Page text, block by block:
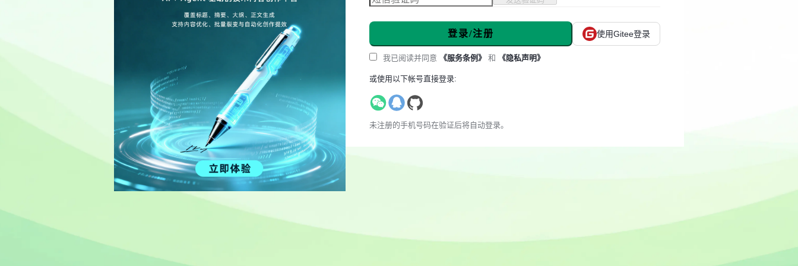
登录/注册 使用Gitee登录
我已阅读并同意 《服务条例》 和 《隐私声明》
或使用以下帐号直接登录:
未注册的手机号码在验证后将自动登录。